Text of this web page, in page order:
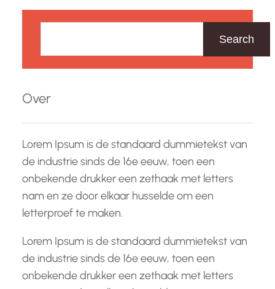
k
n
Search
Over
Lorem Ipsum is de standaard dummietekst van
de industrie sinds de 16e eeuw, toen een
onbekende drukker een zethaak met letters
nam en ze door elkaar husselde om een
letterproef te maken.
Lorem Ipsum is de standaard dummietekst van
de industrie sinds de 16e eeuw, toen een
onbekende drukker een zethaak met letters